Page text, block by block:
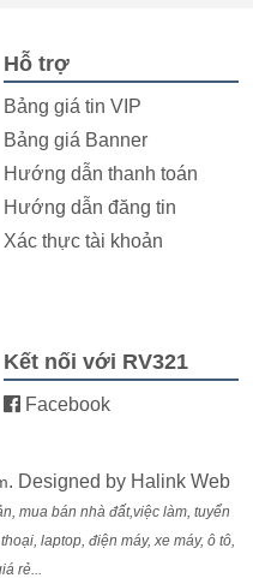
Hỗ trợ
Bảng giá tin VIP
Bảng giá Banner
Hướng dẫn thanh toán
Hướng dẫn đăng tin
Xác thực tài khoản
Kết nối với RV321
Facebook
. Designed by Halink Web
mua bán nhà đất,việc làm, tuyển
laptop, điện máy, xe máy, ô tô,
rẻ...